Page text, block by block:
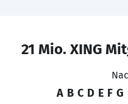
21 Mio. XING
A B C D E F G